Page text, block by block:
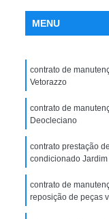
Maceno
Limpeza
Industriais
Robotizada de
Plano de
e Controle para Ar
Ar Condicionado
de Manutenção
MENU
contrato de
Vetorazzo
contrato de
Deocleciano
contrato prestação
condicionado Jardim
contrato de
reposição de peças